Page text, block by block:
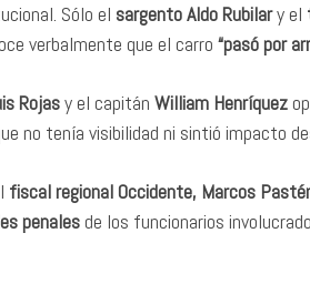
Sólo el sargento Aldo Rubilary el
verbalmente que el carro “pasó por
Rojasy el capitán William Henríquez
no tenía visibilidad ni sintió impacto
fiscal regional Occidente, Marcos
penalesde los funcionarios